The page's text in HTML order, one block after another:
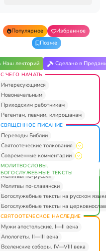
Популярное
Избранное
Позже
Наш лекторий Сделано в
С ЧЕГО НАЧАТЬ
Интересующимся
Новоначальным
Приходским работникам
Регентам, певчим, клирошанам
СВЯЩЕННОЕ ПИСАНИЕ
Переводы Библии
Святоотеческие толкования
Современные комментарии
МОЛИТВОСЛОВЫ.
БОГОСЛУЖЕБНЫЕ ТЕКСТЫ
Молитвы по-русски
Молитвы по-славянски
Богослужебные тексты на русском
Богослужебные тексты на
СВЯТООТЕЧЕСКОЕ НАСЛЕДИЕ
Мужи апостольские. I—II века
Апологеты. II—III века
Вселенские соборы. IV—VIII века